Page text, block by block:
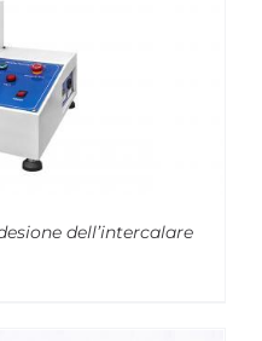
dell’intercalare